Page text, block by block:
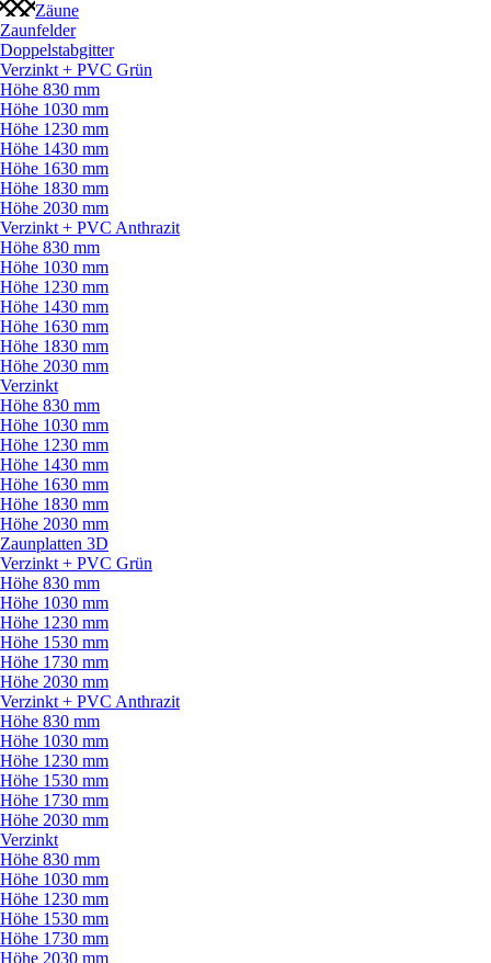
Zäune
Zaunfelder
Doppelstabgitter
Verzinkt + PVC Grün
Höhe 830 mm
Höhe 1030 mm
Höhe 1230 mm
Höhe 1430 mm
Höhe 1630 mm
Höhe 1830 mm
Höhe 2030 mm
Verzinkt + PVC Anthrazit
Höhe 830 mm
Höhe 1030 mm
Höhe 1230 mm
Höhe 1430 mm
Höhe 1630 mm
Höhe 1830 mm
Höhe 2030 mm
Verzinkt
Höhe 830 mm
Höhe 1030 mm
Höhe 1230 mm
Höhe 1430 mm
Höhe 1630 mm
Höhe 1830 mm
Höhe 2030 mm
Zaunplatten 3D
Verzinkt + PVC Grün
Höhe 830 mm
Höhe 1030 mm
Höhe 1230 mm
Höhe 1530 mm
Höhe 1730 mm
Höhe 2030 mm
Verzinkt + PVC Anthrazit
Höhe 830 mm
Höhe 1030 mm
Höhe 1230 mm
Höhe 1530 mm
Höhe 1730 mm
Höhe 2030 mm
Verzinkt
Höhe 830 mm
Höhe 1030 mm
Höhe 1230 mm
Höhe 1530 mm
Höhe 1730 mm
Höhe 2030 mm